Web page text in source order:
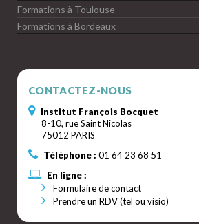
Formations à Toulouse
Formations à Bordeaux
CONTACTEZ-NOUS
Institut François Bocquet
8-10, rue Saint Nicolas
75012 PARIS
Téléphone : 01 64 23 68 51
En ligne :
Formulaire de contact
Prendre un RDV (tel ou visio)